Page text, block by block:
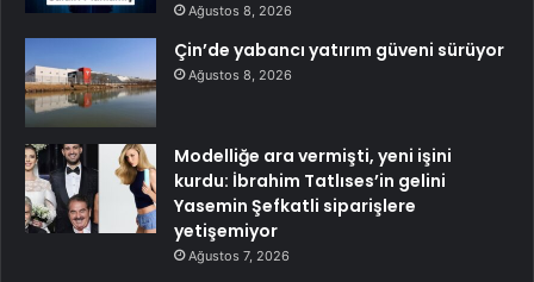
Ağustos 8, 2026
Çin’de yabancı yatırım güveni sürüyor
Ağustos 8, 2026
Modelliğe ara vermişti, yeni işini
kurdu: İbrahim Tatlıses’in gelini
Yasemin Şefkatli siparişlere
yetişemiyor
Ağustos 7, 2026